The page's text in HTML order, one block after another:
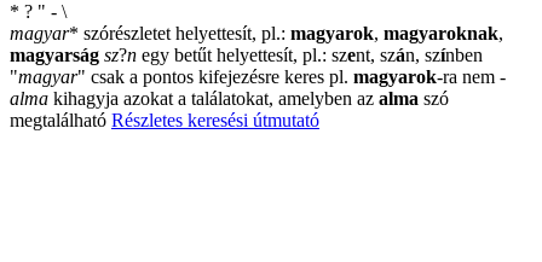
* ? " - \
magyar* szórészletet helyettesít, pl.: magyarok, magyaroknak,
magyarság sz?n egy betűt helyettesít, pl.: szent, szán, színben
"magyar" csak a pontos kifejezésre keres pl. magyarok-ra nem -
alma kihagyja azokat a találatokat, amelyben az alma szó
megtalálható Részletes keresési útmutató